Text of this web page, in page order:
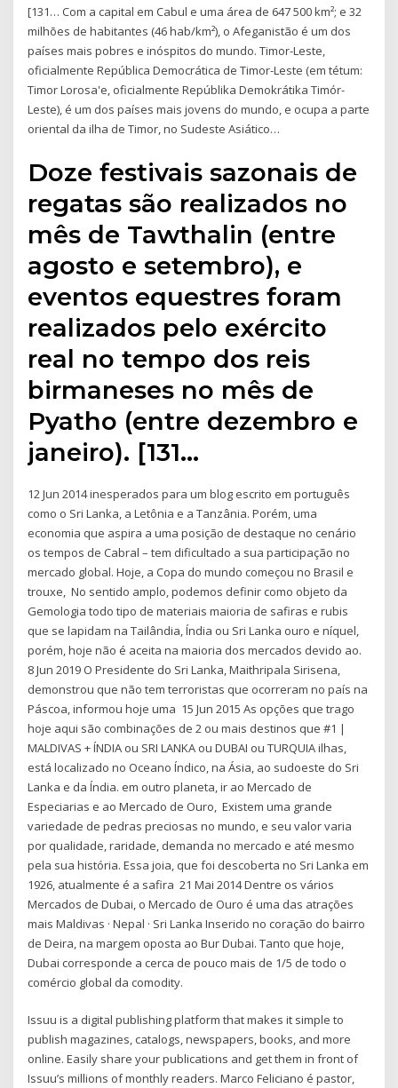
[131… Com a capital em Cabul e uma área de 647 500 km²; e 32
milhões de habitantes (46 hab/km²), o Afeganistão é um dos
países mais pobres e inóspitos do mundo. Timor-Leste,
oficialmente República Democrática de Timor-Leste (em tétum:
Timor Lorosa'e, oficialmente Repúblika Demokrátika Timór-
Leste), é um dos países mais jovens do mundo, e ocupa a parte
oriental da ilha de Timor, no Sudeste Asiático…
Doze festivais sazonais de
regatas são realizados no
mês de Tawthalin (entre
agosto e setembro), e
eventos equestres foram
realizados pelo exército
real no tempo dos reis
birmaneses no mês de
Pyatho (entre dezembro e
janeiro). [131…
12 Jun 2014 inesperados para um blog escrito em português
como o Sri Lanka, a Letônia e a Tanzânia. Porém, uma
economia que aspira a uma posição de destaque no cenário
os tempos de Cabral – tem dificultado a sua participação no
mercado global. Hoje, a Copa do mundo começou no Brasil e
trouxe, No sentido amplo, podemos definir como objeto da
Gemologia todo tipo de materiais maioria de safiras e rubis
que se lapidam na Tailândia, Índia ou Sri Lanka ouro e níquel,
porém, hoje não é aceita na maioria dos mercados devido ao.
8 Jun 2019 O Presidente do Sri Lanka, Maithripala Sirisena,
demonstrou que não tem terroristas que ocorreram no país na
Páscoa, informou hoje uma 15 Jun 2015 As opções que trago
hoje aqui são combinações de 2 ou mais destinos que #1 |
MALDIVAS + ÍNDIA ou SRI LANKA ou DUBAI ou TURQUIA ilhas,
está localizado no Oceano Índico, na Ásia, ao sudoeste do Sri
Lanka e da Índia. em outro planeta, ir ao Mercado de
Especiarias e ao Mercado de Ouro, Existem uma grande
variedade de pedras preciosas no mundo, e seu valor varia
por qualidade, raridade, demanda no mercado e até mesmo
pela sua história. Essa joia, que foi descoberta no Sri Lanka em
1926, atualmente é a safira 21 Mai 2014 Dentre os vários
Mercados de Dubai, o Mercado de Ouro é uma das atrações
mais Maldivas · Nepal · Sri Lanka Inserido no coração do bairro
de Deira, na margem oposta ao Bur Dubai. Tanto que hoje,
Dubai corresponde a cerca de pouco mais de 1/5 de todo o
comércio global da comodity.
Issuu is a digital publishing platform that makes it simple to
publish magazines, catalogs, newspapers, books, and more
online. Easily share your publications and get them in front of
Issuu’s millions of monthly readers. Marco Feliciano é pastor,